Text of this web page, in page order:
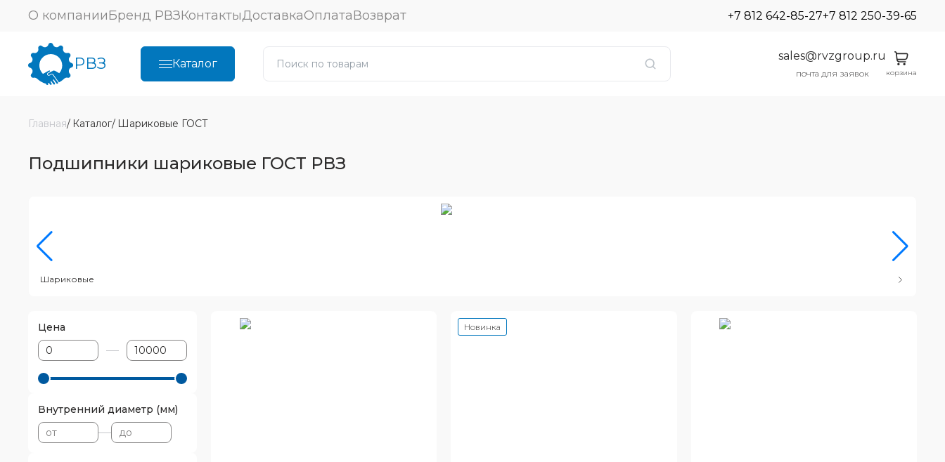
О компанииБренд РВЗКонтактыДоставкаОплатаВозврат +7 812 642-85-27+7 812 250-39-65
РВЗ Каталог
sales@rvzgroup.ru
почта для заявок корзина
Главная Каталог Шариковые ГОСТ
Подшипники шариковые ГОСТ РВЗ
Шариковые
Цена
Внутренний диаметр (мм)
Новинка